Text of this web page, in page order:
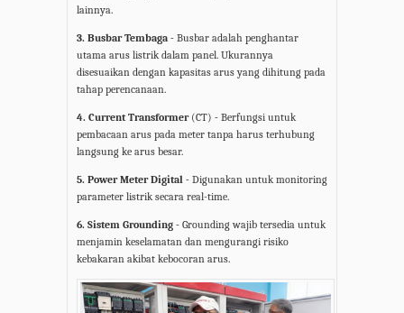
lainnya.
3. Busbar Tembaga - Busbar adalah penghantar
utama arus listrik dalam panel. Ukurannya
disesuaikan dengan kapasitas arus yang dihitung pada
tahap perencanaan.
4. Current Transformer (CT) - Berfungsi untuk
pembacaan arus pada meter tanpa harus terhubung
langsung ke arus besar.
5. Power Meter Digital - Digunakan untuk monitoring
parameter listrik secara real-time.
6. Sistem Grounding - Grounding wajib tersedia untuk
menjamin keselamatan dan mengurangi risiko
kebakaran akibat kebocoran arus.